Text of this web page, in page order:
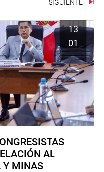
SIGUIENTE
13
01
AL
Y MINAS